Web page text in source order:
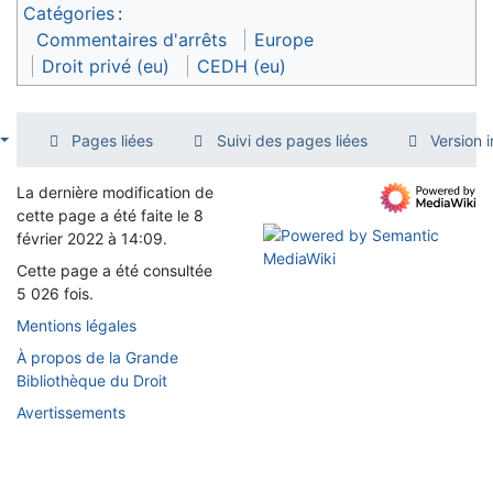
Catégories :
Commentaires d'arrêts
Europe
Droit privé (eu)
CEDH (eu)
Pages liées Suivi des pages liées Version
La dernière modification de
cette page a été faite le 8
février 2022 à 14:09.
Cette page a été consultée
5 026 fois.
Mentions légales
À propos de la Grande
Bibliothèque du Droit
Avertissements